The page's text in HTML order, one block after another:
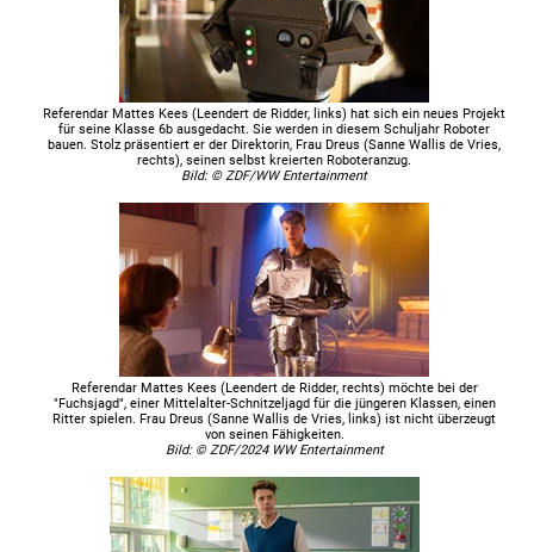
Referendar Mattes Kees (Leendert de Ridder, links) hat sich ein neues Projekt
für seine Klasse 6b ausgedacht. Sie werden in diesem Schuljahr Roboter
bauen. Stolz präsentiert er der Direktorin, Frau Dreus (Sanne Wallis de Vries,
rechts), seinen selbst kreierten Roboteranzug.
Bild: © ZDF/WW Entertainment
Referendar Mattes Kees (Leendert de Ridder, rechts) möchte bei der
"Fuchsjagd", einer Mittelalter-Schnitzeljagd für die jüngeren Klassen, einen
Ritter spielen. Frau Dreus (Sanne Wallis de Vries, links) ist nicht überzeugt
von seinen Fähigkeiten.
Bild: © ZDF/2024 WW Entertainment